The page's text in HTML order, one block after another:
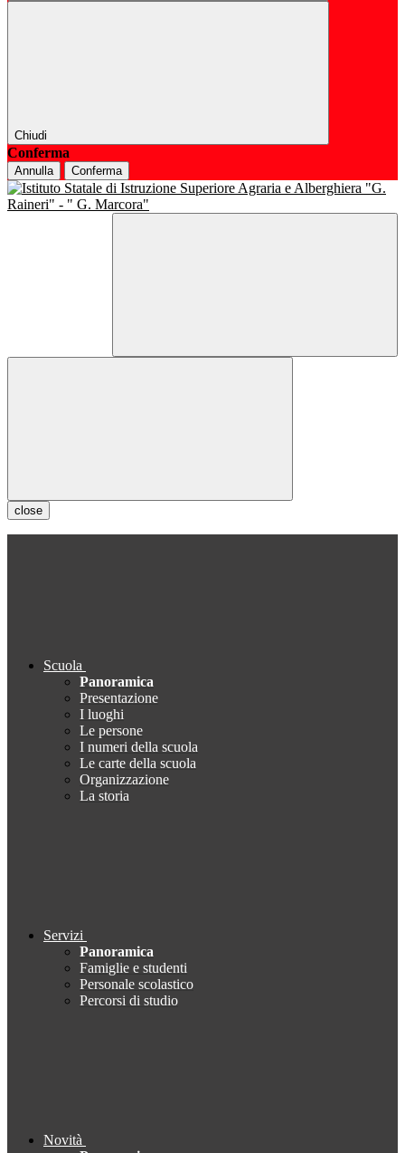
Chiudi
Conferma
Annulla Conferma
close
Scuola
Panoramica
Presentazione
I luoghi
Le persone
I numeri della scuola
Le carte della scuola
Organizzazione
La storia
Servizi
Panoramica
Famiglie e studenti
Personale scolastico
Percorsi di studio
Novità